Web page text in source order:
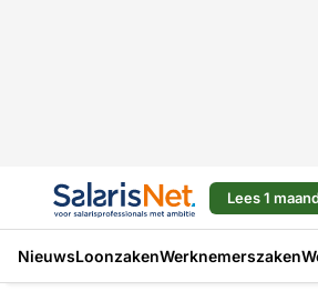
Lees 1
NieuwsLoonzakenWerknemerszaken